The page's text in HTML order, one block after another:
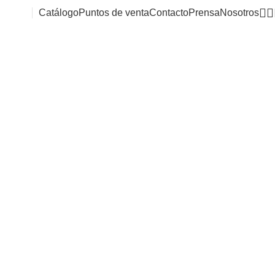
CatálogoPuntos de ventaContactoPrensaNosotros